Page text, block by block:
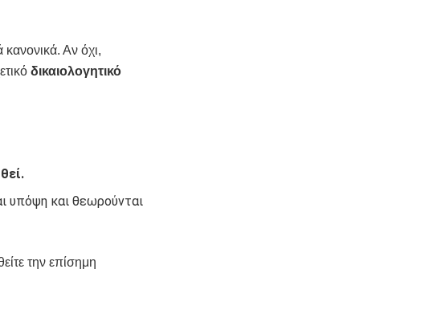
Αν όχι,
δικαιολογητικό
υπόψη και θεωρούνται
την επίσημη